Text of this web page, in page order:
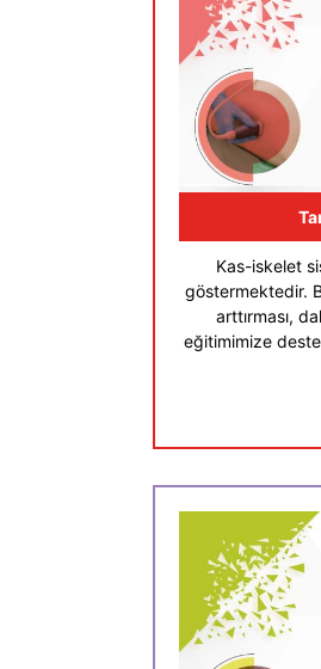
Kas-iskelet
göstermektedir.
arttırması,
eğitimimize